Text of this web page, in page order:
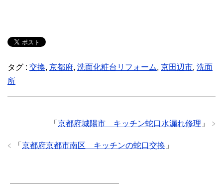
タグ : 交換, 京都府, 洗面化粧台リフォーム, 京田辺市, 洗面
所
「 京都府城陽市 キッチン蛇口水漏れ修理 」
「 京都府京都市南区 キッチンの蛇口交換 」